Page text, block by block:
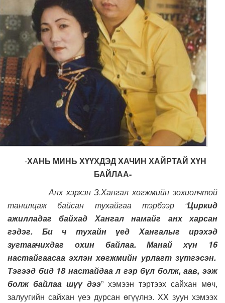
-ХАНЬ МИНЬ ХҮҮХДЭД ХАЧИН ХАЙРТАЙ ХҮН
БАЙЛАА-
Анх хэрхэн З.Хангал хөгжмийн зохиолчтой
танилцаж байсан тухайгаа тэрбээр “Циркид
ажилладаг байхад Хангал намайг анх харсан
гэдэг. Би ч тухайн үед Хангалыг ирэхэд
зугтаачихдаг охин байлаа. Манай хүн 16
настайгаасаа эхлэн хөгжмийн урлагт зүтгэсэн.
Тэгээд бид 18настайдаа л гэр бүл болж, аав, ээж
болж байлаа шүү дээ” хэмээн тэртээх сайхан мөч,
залуугийн сайхан үеэ дурсан өгүүлнэ. XX зуун хэмээх